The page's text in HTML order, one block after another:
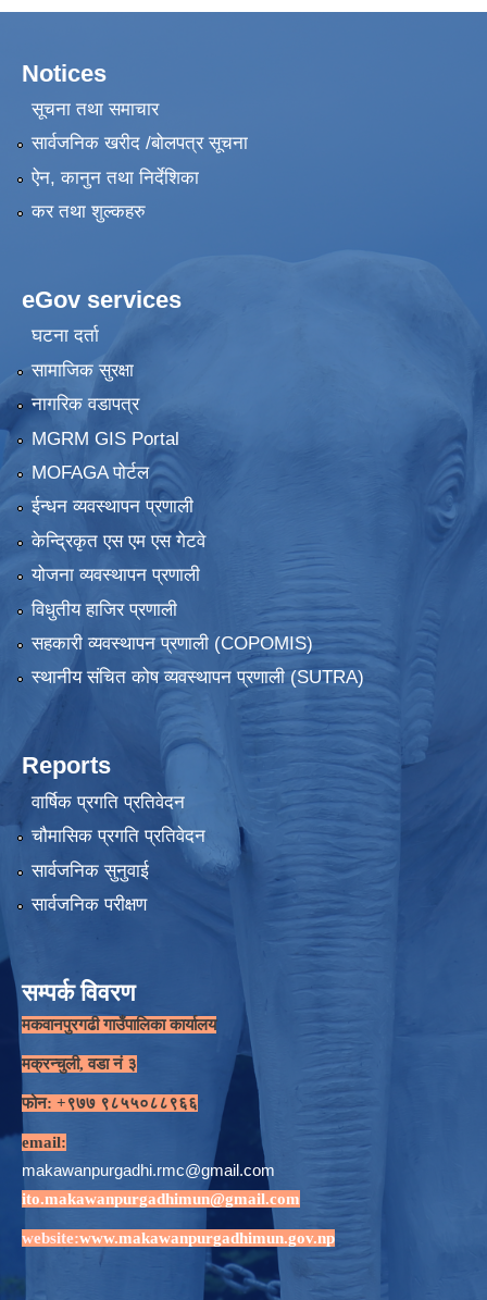
Notices
सूचना तथा समाचार
सार्वजनिक खरीद /बोलपत्र सूचना
ऐन, कानुन तथा निर्देशिका
कर तथा शुल्कहरु
eGov services
घटना दर्ता
सामाजिक सुरक्षा
नागरिक वडापत्र
MGRM GIS Portal
MOFAGA पोर्टल
ईन्धन व्यवस्थापन प्रणाली
केन्द्रिकृत एस एम एस गेटवे
योजना व्यवस्थापन प्रणाली
विधुतीय हाजिर प्रणाली
सहकारी व्यवस्थापन प्रणाली (COPOMIS)
स्थानीय संचित कोष व्यवस्थापन प्रणाली (SUTRA)
Reports
वार्षिक प्रगति प्रतिवेदन
चौमासिक प्रगति प्रतिवेदन
सार्वजनिक सुनुवाई
सार्वजनिक परीक्षण
सम्पर्क विवरण
मकवानपुरगढी गाउँपालिका कार्यालय
मक्रन्चुली, वडा नं ३
फोन: +९७७ ९८५५०८८९६६
email:
makawanpurgadhi.rmc@gmail.com
ito.makawanpurgadhimun@gmail.com
website:www.makawanpurgadhimun.gov.np